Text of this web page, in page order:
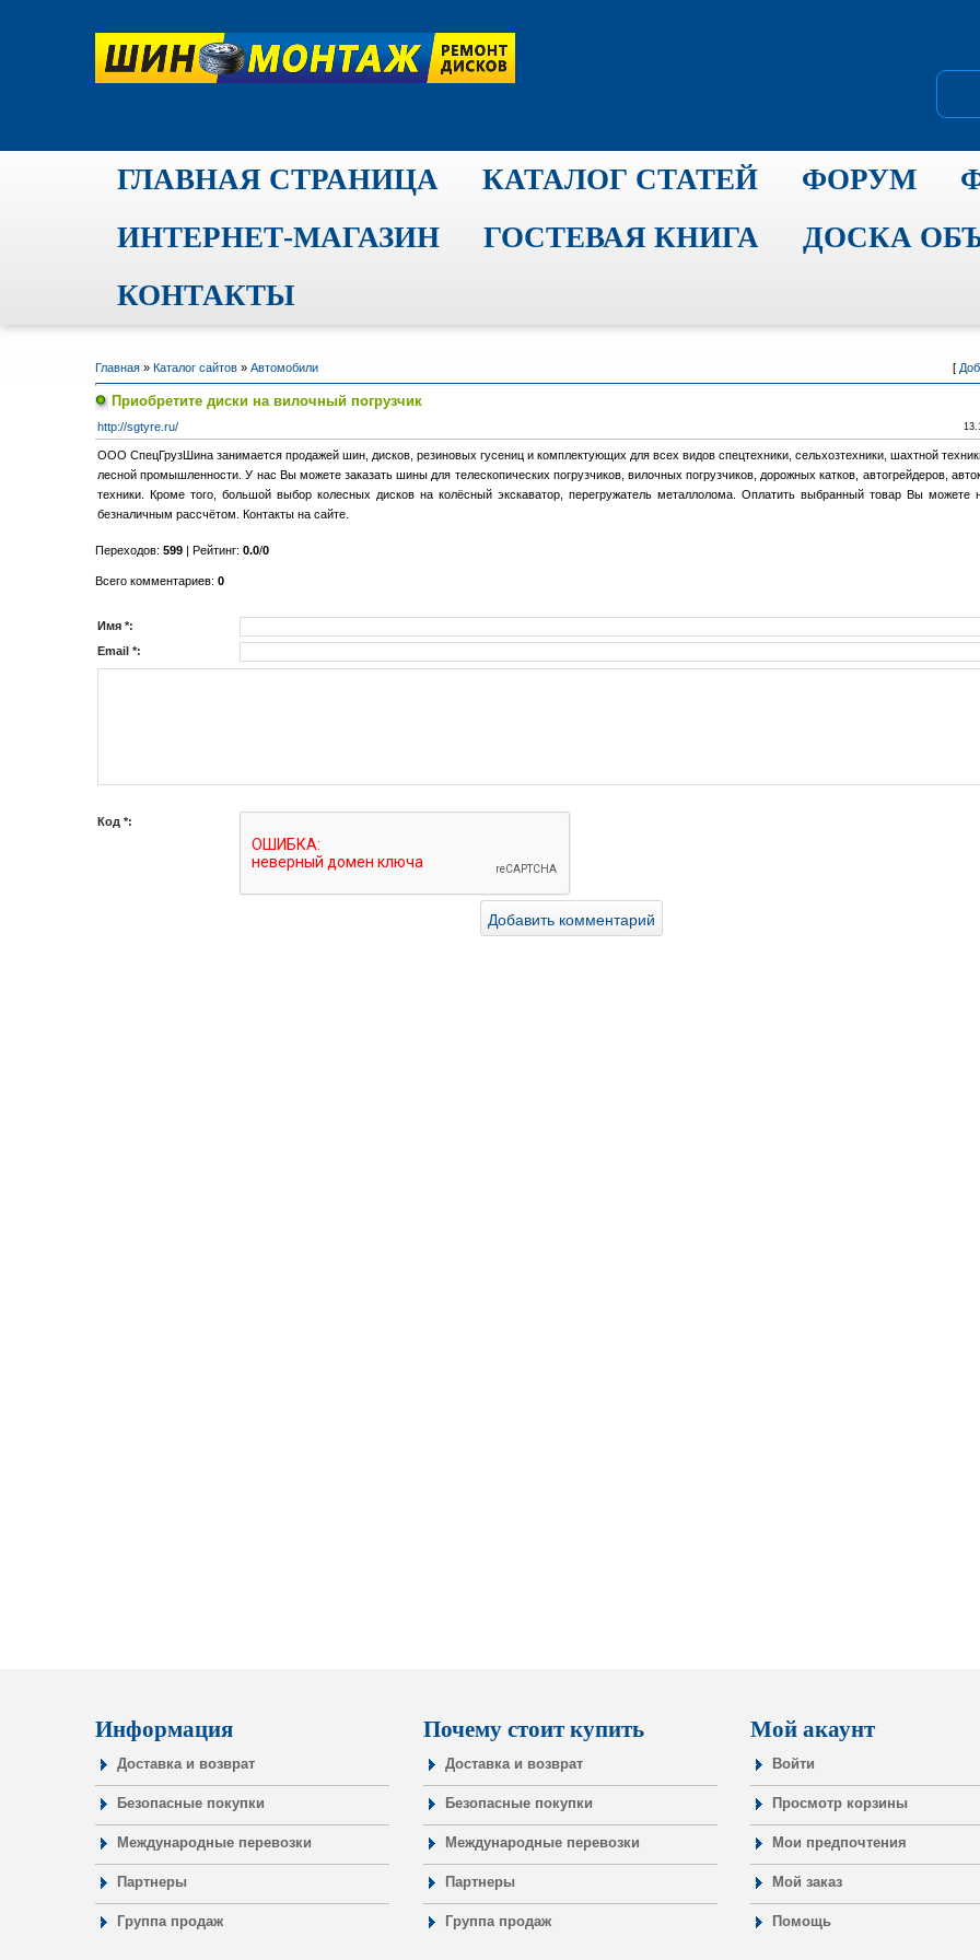
ГЛАВНАЯ СТРАНИЦА КАТАЛОГ СТАТЕЙ ФОРУМ
ИНТЕРНЕТ-МАГАЗИН
ГОСТЕВАЯ КНИГА
ДОСКА
КОНТАКТЫ
Главная » Каталог сайтов » Автомобили [
Приобретите диски на вилочный погрузчик
http://sgtyre.ru/
ООО СпецГрузШина занимается продажей шин, дисков, резиновых гусениц и комплектующих для всех видов спецтехники, сельхозтехники, шахтной
лесной промышленности. У нас Вы можете заказать шины для телескопических погрузчиков, вилочных погрузчиков, дорожных катков, автогрейдеров,
техники. Кроме того, большой выбор колесных дисков на колёсный экскаватор, перегружатель металлолома. Оплатить выбранный товар Вы можете
безналичным рассчётом. Контакты на сайте.
Переходов: 599 | Рейтинг: 0.0/0
Всего комментариев: 0
Имя *:
Email *:
Код *:
Информация
Доставка и возврат
Безопасные покупки
Международные перевозки
Партнеры
Группа продаж
Почему стоит купить
Доставка и возврат
Безопасные покупки
Международные перевозки
Партнеры
Группа продаж
Мой акаунт
Войти
Просмотр корзины
Мои предпочтения
Мой заказ
Помощь